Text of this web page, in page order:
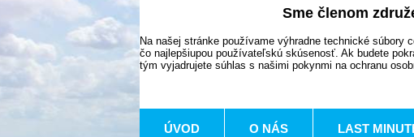
Sme členom
Na našej stránke používame výhradne technické
čo najlepšiupou používateľskú skúsenosť. Ak budete
tým vyjadrujete súhlas s našimi pokynmi na ochranu
ÚVOD O NÁS LAST